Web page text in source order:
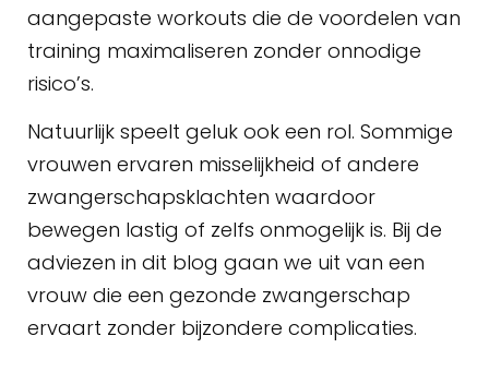
aangepaste workouts die de voordelen van
training maximaliseren zonder onnodige
risico’s.
Natuurlijk speelt geluk ook een rol. Sommige
vrouwen ervaren misselijkheid of andere
zwangerschapsklachten waardoor
bewegen lastig of zelfs onmogelijk is. Bij de
adviezen in dit blog gaan we uit van een
vrouw die een gezonde zwangerschap
ervaart zonder bijzondere complicaties.